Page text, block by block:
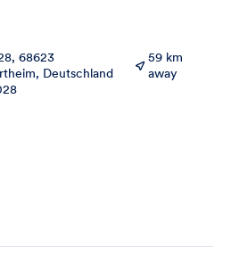
68623
Deutschland
59 km
away